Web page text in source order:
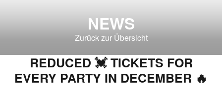
NEWS
Zurück zur Übersicht
REDUCED 💓 TICKETS FOR
EVERY PARTY IN DECEMBER 🔥